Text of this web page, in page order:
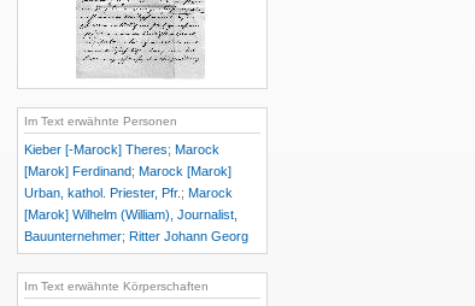
Im Text erwähnte Personen
Kieber [-Marock] Theres; Marock
[Marok] Ferdinand; Marock [Marok]
Urban, kathol. Priester, Pfr. ; Marock
[Marok] Wilhelm (William), Journalist,
Bauunternehmer; Ritter Johann Georg
Im Text erwähnte Körperschaften